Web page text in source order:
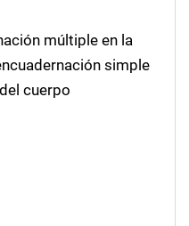
múltiple en la
simple
cuerpo